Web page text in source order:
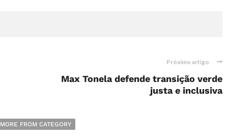
Próximo artigo
Max Tonela defende transição verde
justa e inclusiva
MORE FROM CATEGORY